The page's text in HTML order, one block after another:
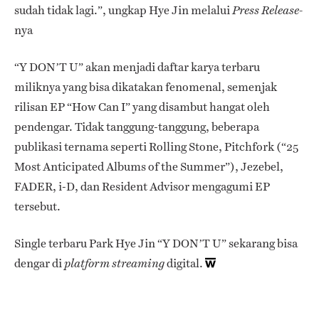
sudah tidak lagi.”, ungkap Hye Jin melaluiPress Release-
nya
“Y DON’T U” akan menjadi daftar karya terbaru
miliknya yang bisa dikatakan fenomenal, semenjak
rilisan EP “How Can I” yang disambut hangat oleh
pendengar. Tidak tanggung-tanggung, beberapa
publikasi ternama seperti Rolling Stone, Pitchfork (“25
Most Anticipated Albums of the Summer”), Jezebel,
FADER, i-D, dan Resident Advisor mengagumi EP
tersebut.
Single terbaru Park Hye Jin “Y DON’T U” sekarang bisa
dengar diplatform streamingdigital.